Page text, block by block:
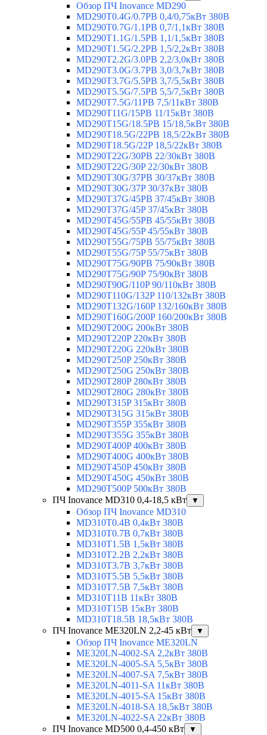
Обзор ПЧ Inovance MD290
MD290T0.4G/0.7PB 0,4/0,75кВт 380В
MD290T0.7G/1.1PB 0,7/1,1кВт 380В
MD290T1.1G/1.5PB 1,1/1,5кВт 380В
MD290T1.5G/2.2PB 1,5/2,2кВт 380В
MD290T2.2G/3.0PB 2,2/3,0кВт 380В
MD290T3.0G/3.7PB 3,0/3,7кВт 380В
MD290T3.7G/5.5PB 3,7/5,5кВт 380В
MD290T5.5G/7.5PB 5,5/7,5кВт 380В
MD290T7.5G/11PB 7,5/11кВт 380В
MD290T11G/15PB 11/15кВт 380В
MD290T15G/18.5PB 15/18,5кВт 380В
MD290T18.5G/22PB 18,5/22кВт 380В
MD290T18.5G/22P 18,5/22кВт 380В
MD290T22G/30PB 22/30кВт 380В
MD290T22G/30P 22/30кВт 380В
MD290T30G/37PB 30/37кВт 380В
MD290T30G/37P 30/37кВт 380В
MD290T37G/45PB 37/45кВт 380В
MD290T37G/45P 37/45кВт 380В
MD290T45G/55PB 45/55кВт 380В
MD290T45G/55P 45/55кВт 380В
MD290T55G/75PB 55/75кВт 380В
MD290T55G/75P 55/75кВт 380В
MD290T75G/90PB 75/90кВт 380В
MD290T75G/90P 75/90кВт 380В
MD290T90G/110P 90/110кВт 380В
MD290T110G/132P 110/132кВт 380В
MD290T132G/160P 132/160кВт 380В
MD290T160G/200P 160/200кВт 380В
MD290T200G 200кВт 380В
MD290T220P 220кВт 380В
MD290T220G 220кВт 380В
MD290T250P 250кВт 380В
MD290T250G 250кВт 380В
MD290T280P 280кВт 380В
MD290T280G 280кВт 380В
MD290T315P 315кВт 380В
MD290T315G 315кВт 380В
MD290T355P 355кВт 380В
MD290T355G 355кВт 380В
MD290T400P 400кВт 380В
MD290T400G 400кВт 380В
MD290T450P 450кВт 380В
MD290T450G 450кВт 380В
MD290T500P 500кВт 380В
ПЧ Inovance MD310 0,4-18,5 кВт
▼
Обзор ПЧ Inovance MD310
MD310T0.4B 0,4кВт 380В
MD310T0.7B 0,7кВт 380В
MD310T1.5B 1,5кВт 380В
MD310T2.2B 2,2кВт 380В
MD310T3.7B 3,7кВт 380В
MD310T5.5B 5,5кВт 380В
MD310T7.5B 7,5кВт 380В
MD310T11B 11кВт 380В
MD310T15B 15кВт 380В
MD310T18.5B 18,5кВт 380В
ПЧ Inovance ME320LN 2,2-45 кВт
▼
Обзор ПЧ Inovance ME320LN
ME320LN-4002-SA 2,2кВт 380В
ME320LN-4005-SA 5,5кВт 380В
ME320LN-4007-SA 7,5кВт 380В
ME320LN-4011-SA 11кВт 380В
ME320LN-4015-SA 15кВт 380В
ME320LN-4018-SA 18,5кВт 380В
ME320LN-4022-SA 22кВт 380В
ПЧ Inovance MD500 0,4-450 кВт
▼